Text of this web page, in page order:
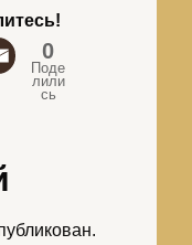
0
Поде
лили
сь